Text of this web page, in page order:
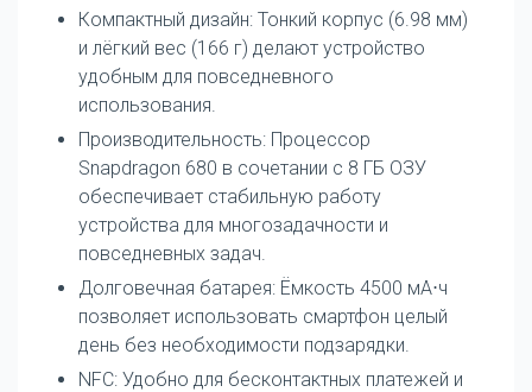
Компактный дизайн: Тонкий корпус (6.98 мм)
и лёгкий вес (166 г) делают устройство
удобным для повседневного
использования.
Производительность: Процессор
Snapdragon 680 в сочетании с 8 ГБ ОЗУ
обеспечивает стабильную работу
устройства для многозадачности и
повседневных задач.
Долговечная батарея: Ёмкость 4500 мА⋅ч
позволяет использовать смартфон целый
день без необходимости подзарядки.
NFC: Удобно для бесконтактных платежей и